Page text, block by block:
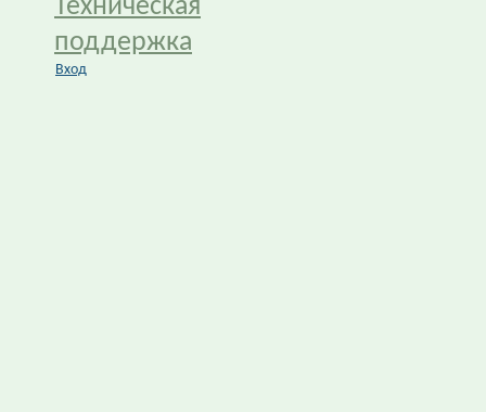
Техническая
поддержка
Вход